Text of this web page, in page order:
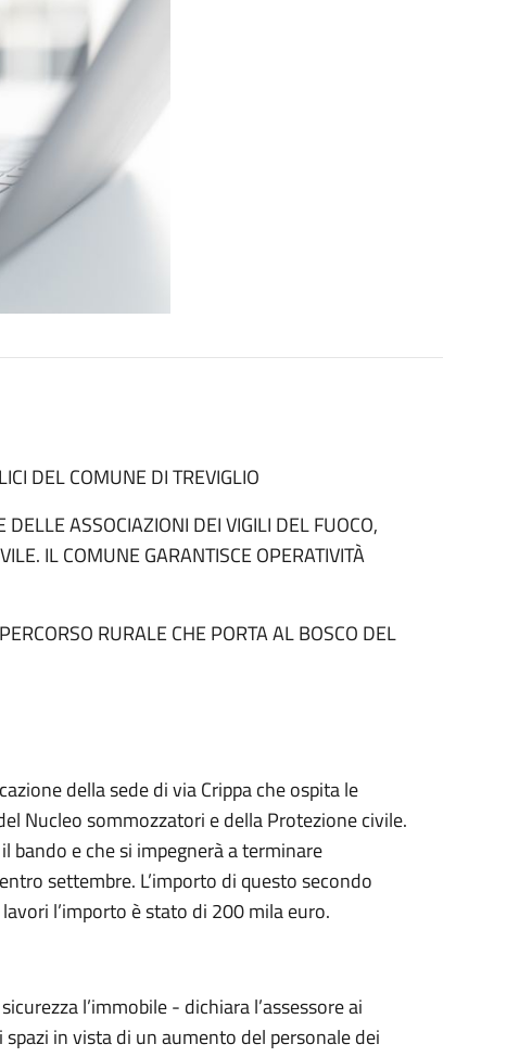
DEL COMUNE DI TREVIGLIO
ASSOCIAZIONI DEI VIGILI DEL FUOCO,
IL COMUNE GARANTISCE OPERATIVITÀ
RURALE CHE PORTA AL BOSCO DEL
della sede di via Crippa che ospita le
Nucleo sommozzatori e della Protezione civile.
bando e che si impegnerà a terminare
settembre. L’importo di questo secondo
l’importo è stato di 200 mila euro.
l’immobile - dichiara l’assessore ai
in vista di un aumento del personale dei